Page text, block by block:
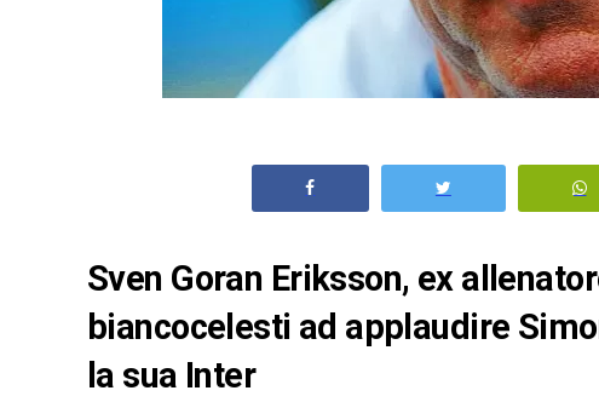
Sven Goran Eriksson, ex
biancocelesti ad applaudire
la sua Inter